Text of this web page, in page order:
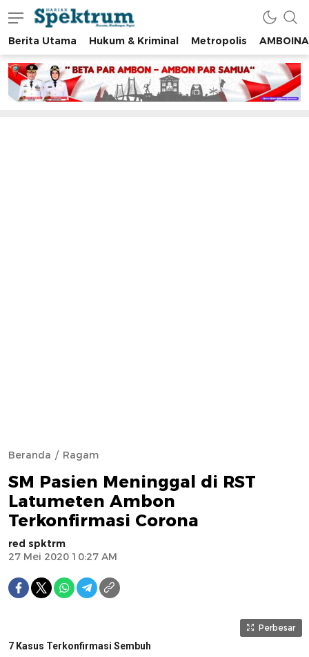
spektrumonline.com
Berita Utama Hukum & Kriminal Metropolis AMBOINA
Beranda Ragam
SM Pasien Meninggal di RST
Latumeten Ambon
Terkonfirmasi Corona
red spktrm
27 Mei 2020 10:27 AM
Perbesar
7 Kasus Terkonfirmasi Sembuh